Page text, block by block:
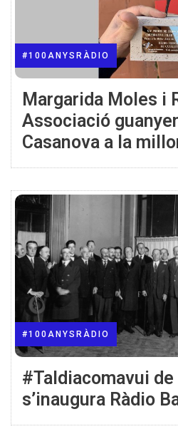
#100ANYSRÀDIO
Margarida Moles i
Associació
Casanova a la
Comunicació
#100ANYSRÀDIO
#Taldiacomavui
s’inaugura Ràdio